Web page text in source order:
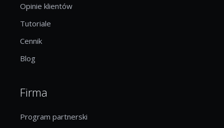
Opinie klientów
Tutoriale
Cennik
Blog
Firma
Program partnerski